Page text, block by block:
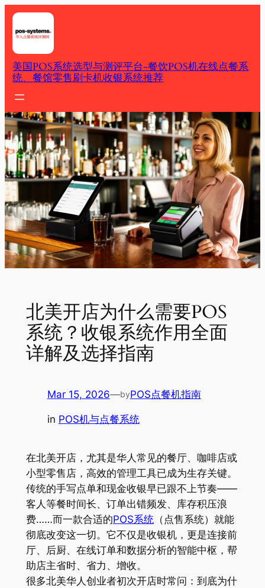
Skip
content
美国POS系统选型与测评平台-餐饮POS机在线点餐系
统、餐馆零售刷卡机收银系统推荐
北美开店为什么需要POS
系统？收银系统作用全面
详解及选择指南
Mar 15, 2026—byPOS点餐机指南
in POS机与点餐系统
在北美开店，尤其是华人常见的餐厅、咖啡店或
小型零售店，高效的管理工具已成为生存关键。
传统的手写点单和现金收银早已跟不上节奏——
客人等餐时间长、订单出错频发、库存积压浪
费……而一款合适的POS系统（点售系统）就能
彻底改变这一切。它不仅是收银机，更是连接前
厅、后厨、在线订单和数据分析的智能中枢，帮
助店主省时、省力、增收。
很多北美华人创业者初次开店时常问：到底为什